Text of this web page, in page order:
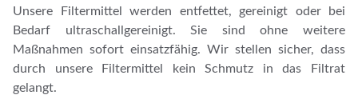
Unsere Filtermittel werden entfettet, gereinigt oder bei
Bedarf ultraschallgereinigt. Sie sind ohne weitere
Maßnahmen sofort einsatzfähig. Wir stellen sicher, dass
durch unsere Filtermittel kein Schmutz in das Filtrat
gelangt.